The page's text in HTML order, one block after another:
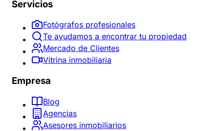
Servicios
Fotógrafos profesionales
Te ayudamos a encontrar tu propiedad
Mercado de Clientes
Vitrina inmobiliaria
Empresa
Blog
Agencias
Asesores inmobiliarios